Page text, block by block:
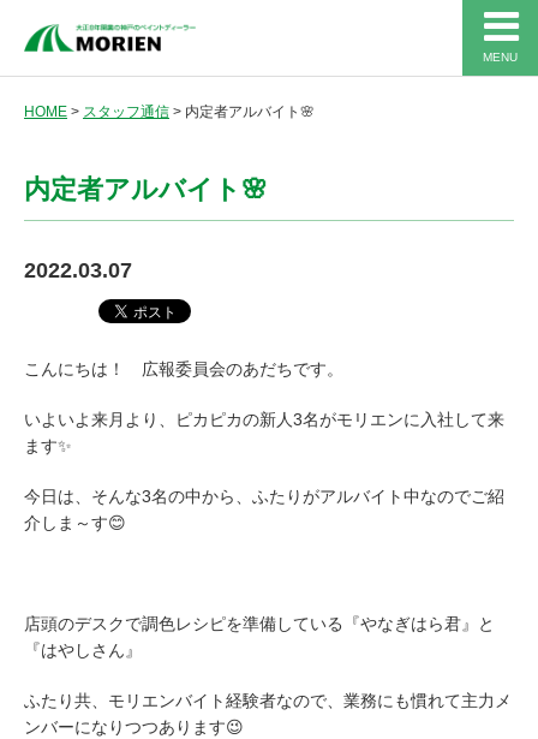
MENU
HOME > スタッフ通信 > 内定者アルバイト🌸
内定者アルバイト🌸
2022.03.07
こんにちは！ 広報委員会のあだちです。
いよいよ来月より、ピカピカの新人3名がモリエンに入社して来
ます✨
今日は、そんな3名の中から、ふたりがアルバイト中なのでご紹
介しま～す😊
店頭のデスクで調色レシピを準備している『やなぎはら君』と
『はやしさん』
ふたり共、モリエンバイト経験者なので、業務にも慣れて主力メ
ンバーになりつつあります😉